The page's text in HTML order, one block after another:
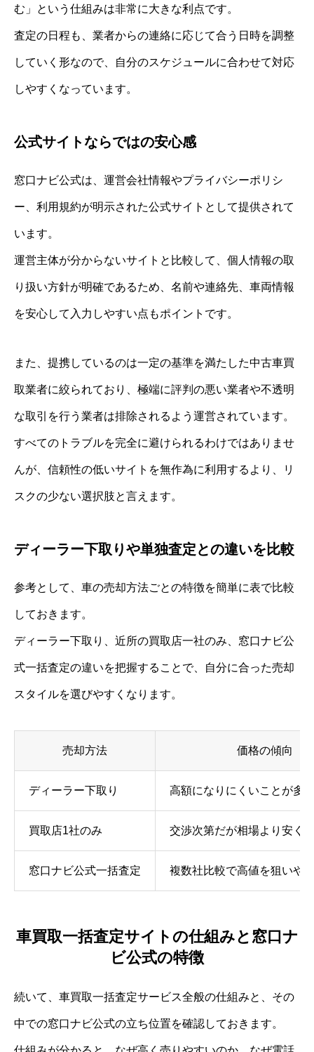
む」という仕組みは非常に大きな利点です。
査定の日程も、業者からの連絡に応じて合う日時を調整
していく形なので、自分のスケジュールに合わせて対応
しやすくなっています。
公式サイトならではの安心感
窓口ナビ公式は、運営会社情報やプライバシーポリシ
ー、利用規約が明示された公式サイトとして提供されて
います。
運営主体が分からないサイトと比較して、個人情報の取
り扱い方針が明確であるため、名前や連絡先、車両情報
を安心して入力しやすい点もポイントです。
また、提携しているのは一定の基準を満たした中古車買
取業者に絞られており、極端に評判の悪い業者や不透明
な取引を行う業者は排除されるよう運営されています。
すべてのトラブルを完全に避けられるわけではありませ
んが、信頼性の低いサイトを無作為に利用するより、リ
スクの少ない選択肢と言えます。
ディーラー下取りや単独査定との違いを比較
参考として、車の売却方法ごとの特徴を簡単に表で比較
しておきます。
ディーラー下取り、近所の買取店一社のみ、窓口ナビ公
式一括査定の違いを把握することで、自分に合った売却
スタイルを選びやすくなります。
売却方法 価格の傾向
ディーラー下取り 高額になりにくいことが多
買取店1社のみ 交渉次第だが相場より安く
窓口ナビ公式一括査定 複数社比較で高値を狙いや
車買取一括査定サイトの仕組みと窓口ナ
ビ公式の特徴
続いて、車買取一括査定サービス全般の仕組みと、その
中での窓口ナビ公式の立ち位置を確認しておきます。